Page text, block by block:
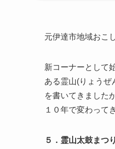
元伊達市地域おこ
新コーナーとして
ある霊山(りょうぜ
を書いてきました
１０年で変わって
５．霊山太鼓まつ